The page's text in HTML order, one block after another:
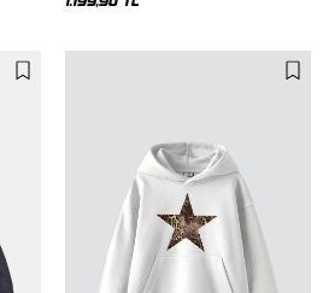
1.199,90 TL